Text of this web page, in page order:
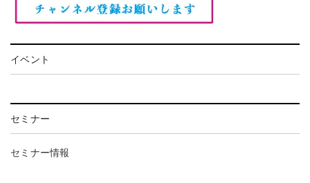
イベント
セミナー
セミナー情報